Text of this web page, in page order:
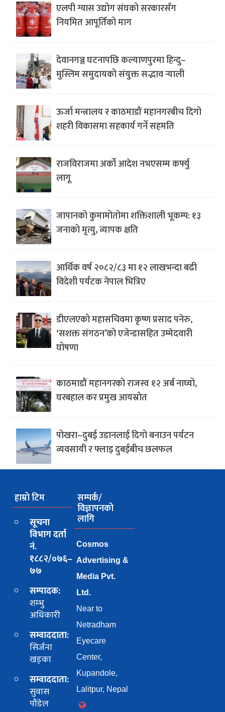
एलपी ग्यास उद्योग संघको सरकारसँग
नियमित आपूर्तिको माग
देवानगञ्ज घटनापछि कल्याणपुरमा हिन्दु–
मुस्लिम समुदायको संयुक्त सद्भाव र्‍याली
ऊर्जा मन्त्रालय र काठमाडौं महानगरबीच दिगो
शहरी विकासमा सहकार्य गर्ने सहमति
राजविराजमा अर्को आदेश नभएसम्म कर्फ्यु
लागू
जापानको कुमामोतोमा शक्तिशाली भूकम्प: १३
जनाको मृत्यु, व्यापक क्षति
आर्थिक वर्ष २०८२/८३ मा १२ लाखभन्दा बढी
विदेशी पर्यटक नेपाल भित्रिए
डीएलएको महासचिवमा कृष्ण प्रसाद पनेरु,
‘सशक्त संगठन’को एजेन्डासहित उम्मेदवारी
घोषणा
काठमाडौं महानगरको राजस्व १२ अर्ब नाघ्यो,
घरबहाल कर प्रमुख आयस्रोत
पोखरा–दुबई उडानलाई दिगो बनाउन पर्यटन
व्यवसायी र फ्लाइ दुबईबीच छलफल
हाम्रो टिम
सूचना
विभाग दर्ता
नं.
१८८२/०७६–
७७
सम्पादक:
शम्भु
अधिकारी
सम्वाददाता:
सिर्जना
खड्का
सम्वाददाता:
सुवास
पाैडेल
सम्पर्क/
विज्ञापनको
लागि
Cosmos
Advertising &
Media Pvt.
Ltd.
Near to
Netradham
Eyecare
Center,
Kupandole,
Lalitpur, Nepal